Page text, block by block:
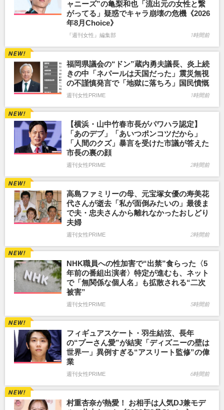
ャニーズ”の亀梨和也「流出元の女性と繋
がってる」疑惑でキャラ崩壊の危機《2026
年8月Choice》
『週刊女性』編集部 1時間前
福岡県議会の“ドン”蔵内勇夫議長、炎上続
きの中「ネパールは天国だった」震災無視
の不謹慎発言で「地獄に落ちろ」国民憤慨
週刊女性PRIME 1時間前
【横浜・山中竹春市長がパワハラ認定】
「あのデブ」「あいつポンコツだから」
「人間のクズ」暴言を受けた市議が答えた
市長の裏の顔
週刊女性PRIME 2時間前
高島ファミリーの母、元宝塚女優の寿美花
代さんが逝去「私が面倒みたいの」最後ま
で夫・忠夫さんから離れなかったおしどり
夫婦
週刊女性PRIME 2時間前
NHK職員への性加害で“出禁”食らった〈5
年前の番組出演者〉特定が進むも、ネット
で「無関係な個人名」も拡散される“二次
被害”
週刊女性PRIME 5時間前
フィギュアスケート・羽生結弦、長年
の“プーさん愛”が結実「ディズニーの壁は
世界一」異例すぎる“アスリート監修”の偉
業
週刊女性PRIME 6時間前
村重杏奈が熱愛！ お相手は人気DJ兼モデ